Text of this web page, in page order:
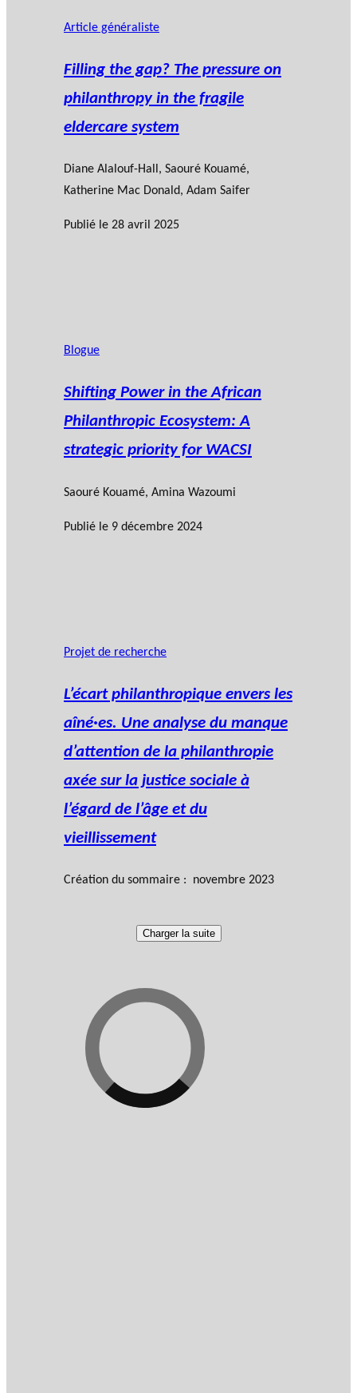
Article généraliste
Filling the gap? The pressure on
philanthropy in the fragile
eldercare system
Diane Alalouf-Hall, Saouré Kouamé,
Katherine Mac Donald, Adam Saifer
Publié le 28 avril 2025
Blogue
Shifting Power in the African
Philanthropic Ecosystem: A
strategic priority for WACSI
Saouré Kouamé, Amina Wazoumi
Publié le 9 décembre 2024
Projet de recherche
L’écart philanthropique envers les
aîné·es. Une analyse du manque
d’attention de la philanthropie
axée sur la justice sociale à
l’égard de l’âge et du
vieillissement
Création du sommaire : novembre 2023
Charger la suite